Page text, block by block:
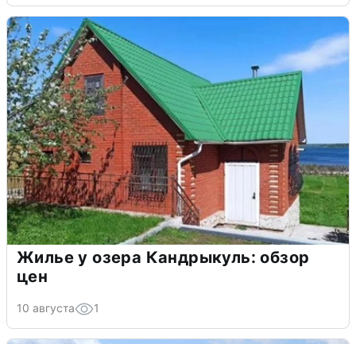
Жилье у озера Кандрыкуль: обзор
цен
10 августа 1